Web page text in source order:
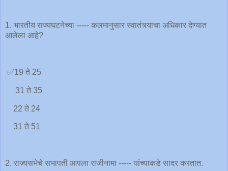
1. भारतीय राज्यघटनेच्या ----- कलमानुसार स्वातंत्र्याचा अधिकार देण्यात
आलेला आहे?
✅19 ते 25
31 ते 35
22 ते 24
31 ते 51
2. राज्यसभेचे सभापती आपला राजीनामा ----- यांच्याकडे सादर करतात.